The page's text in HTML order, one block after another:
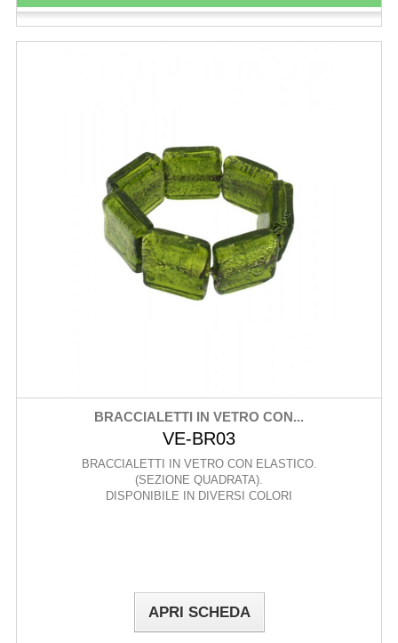
BRACCIALETTI IN VETRO CON...
VE-BR03
BRACCIALETTI IN VETRO CON ELASTICO.
(SEZIONE QUADRATA).
DISPONIBILE IN DIVERSI COLORI
APRI SCHEDA